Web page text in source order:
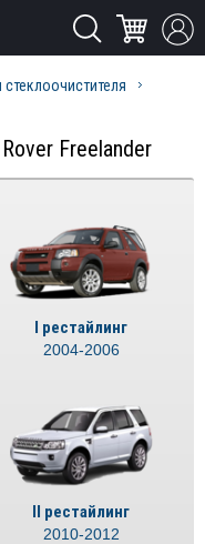
Freelander
I рестайлинг
2004-2006
II рестайлинг
2010-2012